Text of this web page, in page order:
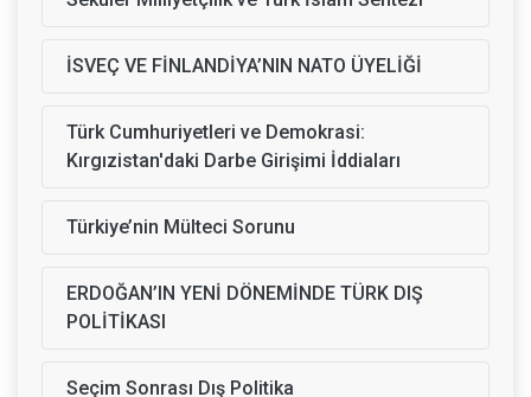
İSVEÇ VE FİNLANDİYA’NIN NATO ÜYELİĞİ
Türk Cumhuriyetleri ve Demokrasi:
Kırgızistan'daki Darbe Girişimi İddiaları
Türkiye’nin Mülteci Sorunu
ERDOĞAN’IN YENİ DÖNEMİNDE TÜRK DIŞ
POLİTİKASI
Seçim Sonrası Dış Politika